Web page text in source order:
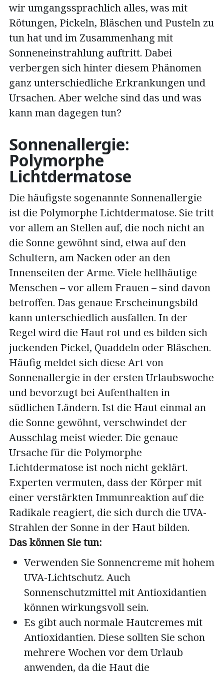
wir umgangssprachlich alles, was mit
Rötungen, Pickeln, Bläschen und Pusteln zu
tun hat und im Zusammenhang mit
Sonneneinstrahlung auftritt. Dabei
verbergen sich hinter diesem Phänomen
ganz unterschiedliche Erkrankungen und
Ursachen. Aber welche sind das und was
kann man dagegen tun?
Sonnenallergie:
Polymorphe
Lichtdermatose
Die häufigste sogenannte Sonnenallergie
ist die Polymorphe Lichtdermatose. Sie tritt
vor allem an Stellen auf, die noch nicht an
die Sonne gewöhnt sind, etwa auf den
Schultern, am Nacken oder an den
Innenseiten der Arme. Viele hellhäutige
Menschen – vor allem Frauen – sind davon
betroffen. Das genaue Erscheinungsbild
kann unterschiedlich ausfallen. In der
Regel wird die Haut rot und es bilden sich
juckenden Pickel, Quaddeln oder Bläschen.
Häufig meldet sich diese Art von
Sonnenallergie in der ersten Urlaubswoche
und bevorzugt bei Aufenthalten in
südlichen Ländern. Ist die Haut einmal an
die Sonne gewöhnt, verschwindet der
Ausschlag meist wieder. Die genaue
Ursache für die Polymorphe
Lichtdermatose ist noch nicht geklärt.
Experten vermuten, dass der Körper mit
einer verstärkten Immunreaktion auf die
Radikale reagiert, die sich durch die UVA-
Strahlen der Sonne in der Haut bilden.
Das können Sie tun:
Verwenden Sie Sonnencreme mit hohem
UVA-Lichtschutz. Auch
Sonnenschutzmittel mit Antioxidantien
können wirkungsvoll sein.
Es gibt auch normale Hautcremes mit
Antioxidantien. Diese sollten Sie schon
mehrere Wochen vor dem Urlaub
anwenden, da die Haut die